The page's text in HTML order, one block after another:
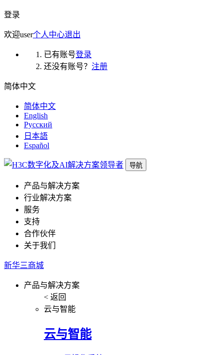
登录
欢迎user个人中心退出
已有账号登录
还没有账号？ 注册
简体中文
简体中文
English
Русский
日本語
Español
导航
产品与解决方案
行业解决方案
服务
支持
合作伙伴
关于我们
新华三商城
产品与解决方案
< 返回
云与智能
云与智能